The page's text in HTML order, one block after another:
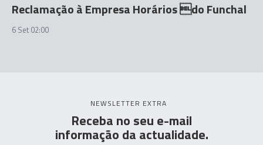
Reclamação à Empresa Horários do Funchal
6 Set 02:00
NEWSLETTER EXTRA
Receba no seu e-mail
informação da actualidade.